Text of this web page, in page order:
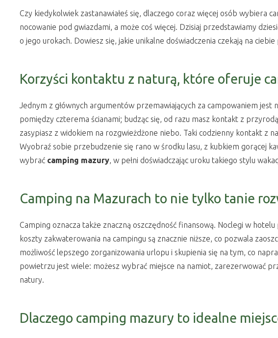
Czy kiedykolwiek zastanawiałeś się, dlaczego coraz więcej osób
nocowanie pod gwiazdami, a może coś więcej. Dzisiaj przedstawiamy
o jego urokach. Dowiesz się, jakie unikalne doświadczenia czekają na
Korzyści kontaktu z naturą, które oferuje
Jednym z głównych argumentów przemawiających za campowaniem jest
pomiędzy czterema ścianami; budząc się, od razu masz kontakt z
zasypiasz z widokiem na rozgwieżdżone niebo. Taki codzienny kontakt z
Wyobraź sobie przebudzenie się rano w środku lasu, z kubkiem gorącej
wybrać camping mazury, w pełni doświadczając uroku takiego stylu
Camping na Mazurach to nie tylko tanie
Camping oznacza także znaczną oszczędność finansową. Noclegi w
koszty zakwaterowania na campingu są znacznie niższe, co pozwala
możliwość lepszego zorganizowania urlopu i skupienia się na tym, co
powietrzu jest wiele: możesz wybrać miejsce na namiot, zarezerwować
natury.
Dlaczego camping mazury to idealne